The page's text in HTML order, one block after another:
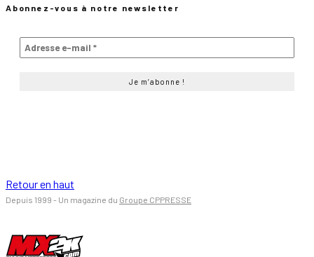
Abonnez-vous à notre newsletter
Retour en haut
Depuis 1999 - Un magazine du Groupe CPPRESSE